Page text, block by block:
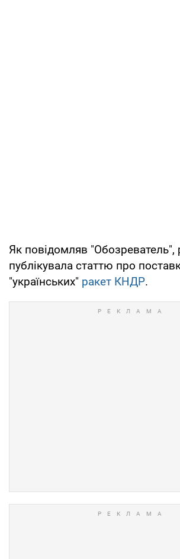
Як повідомляв "Обозреватель",
публікувала статтю про
"українських" ракет КНДР.